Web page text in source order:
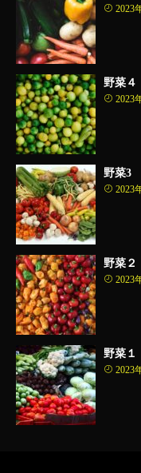
2023
野菜４
2023
野菜3
2023
野菜２
2023
野菜１
2023